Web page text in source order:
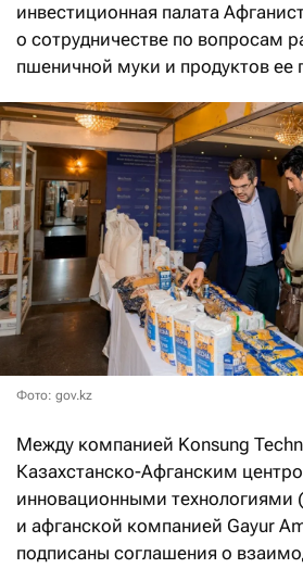
инвестиционная палата
о сотрудничестве по вопросам
пшеничной муки и продуктов ее
Фото: gov.kz
Между компанией Konsung
Казахстанско-Афганским
инновационными технологиями
и афганской компанией Gayur
подписаны соглашения о